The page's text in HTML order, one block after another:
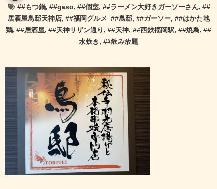
##もつ鍋, ##gaso, ##個室, ##ラーメン大好きガーソーさん, ##
居酒屋鳥邸天神店, ##福岡グルメ, ##鳥邸, ##ガーソー, ##はかた地
鶏, ##居酒屋, ##天神サザン通り , ##天神, ##西鉄福岡駅, ##焼鳥, ##
水炊き, ##飲み放題